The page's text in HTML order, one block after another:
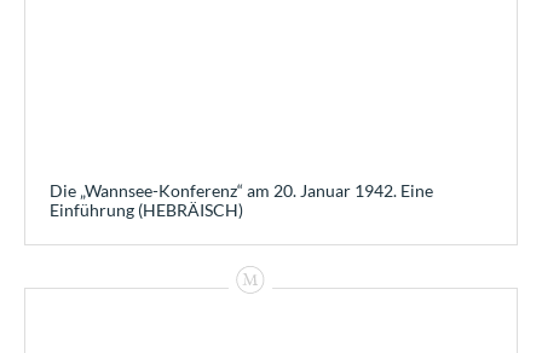
Die „Wannsee-Konferenz“ am 20. Januar 1942. Eine
Einführung (HEBRÄISCH)